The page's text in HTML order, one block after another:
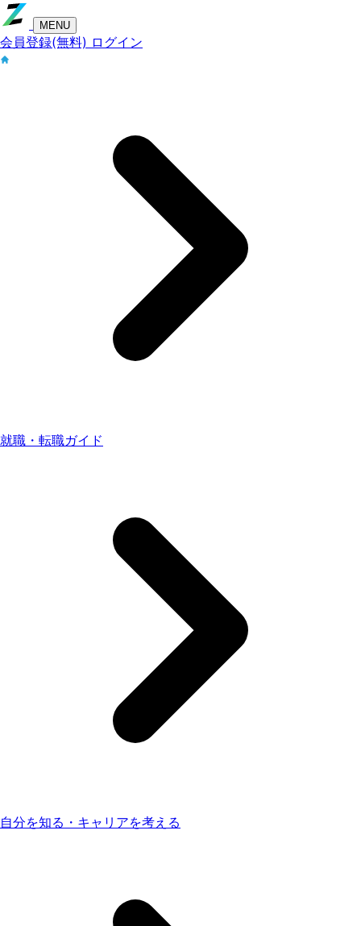
MENU
会員登録(無料) ログイン
就職・転職ガイド
自分を知る・キャリアを考える